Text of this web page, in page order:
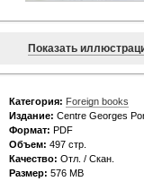
Показать
Категория: Foreign books
Издание: Centre Georges
Формат: PDF
Объем: 497 стр.
Качество: Отл. / Скан.
Размер: 576 MB